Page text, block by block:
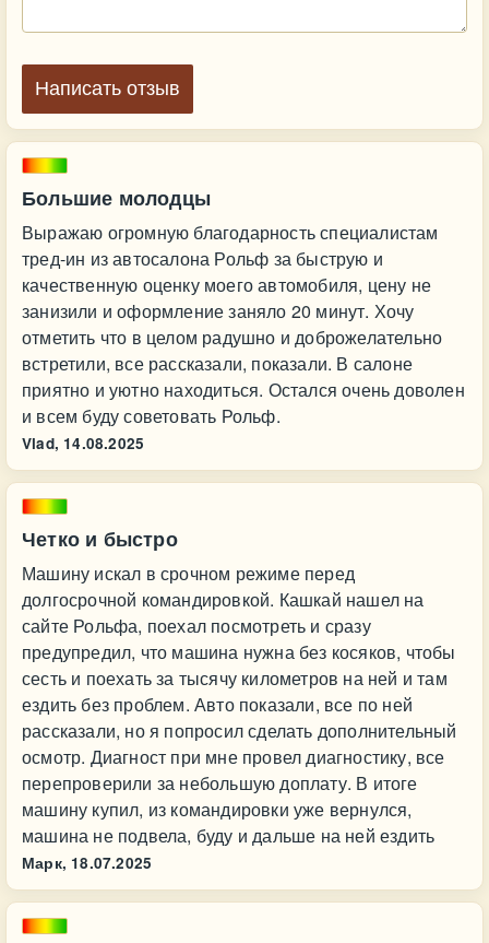
Большие молодцы
Выражаю огромную благодарность специалистам
тред-ин из автосалона Рольф за быструю и
качественную оценку моего автомобиля, цену не
занизили и оформление заняло 20 минут. Хочу
отметить что в целом радушно и доброжелательно
встретили, все рассказали, показали. В салоне
приятно и уютно находиться. Остался очень доволен
и всем буду советовать Рольф.
Vlad, 14.08.2025
Четко и быстро
Машину искал в срочном режиме перед
долгосрочной командировкой. Кашкай нашел на
сайте Рольфа, поехал посмотреть и сразу
предупредил, что машина нужна без косяков, чтобы
сесть и поехать за тысячу километров на ней и там
ездить без проблем. Авто показали, все по ней
рассказали, но я попросил сделать дополнительный
осмотр. Диагност при мне провел диагностику, все
перепроверили за небольшую доплату. В итоге
машину купил, из командировки уже вернулся,
машина не подвела, буду и дальше на ней ездить
Марк, 18.07.2025
Написать отзыв